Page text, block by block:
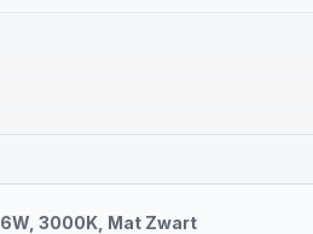
3000K, Mat Zwart